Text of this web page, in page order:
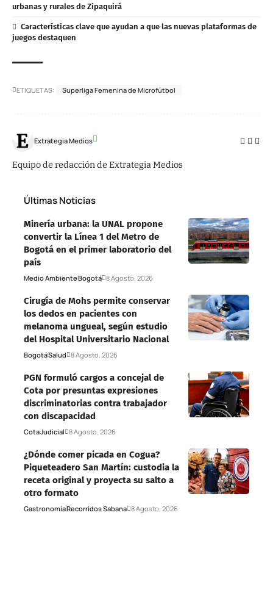
urbanas y rurales de Zipaquirá
Características clave que ayudan a que las nuevas plataformas de
juegos destaquen
ETIQUETAS: Superliga Femenina de Microfútbol
Extrategia Medios
Equipo de redacción de Extrategia Medios
Últimas Noticias
Minería urbana: la UNAL propone
convertir la Línea 1 del Metro de
Bogotá en el primer laboratorio del
país
Medio AmbienteBogotá 8 Agosto, 2026
Cirugía de Mohs permite conservar
los dedos en pacientes con
melanoma ungueal, según estudio
del Hospital Universitario Nacional
BogotáSalud 8 Agosto, 2026
PGN formuló cargos a concejal de
Cota por presuntas expresiones
discriminatorias contra trabajador
con discapacidad
CotaJudicial 8 Agosto, 2026
¿Dónde comer picada en Cogua?
Piqueteadero San Martín: custodia la
receta original y proyecta su salto a
otro formato
GastronomíaRecorridos Sabana 8 Agosto, 2026